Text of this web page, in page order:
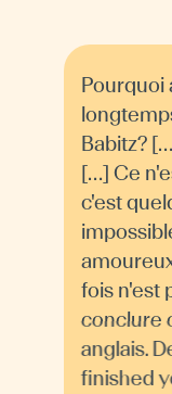
Pourquoi
Babitz?
[…] Ce
c'est
fois n'est
conclure
anglais.
finished